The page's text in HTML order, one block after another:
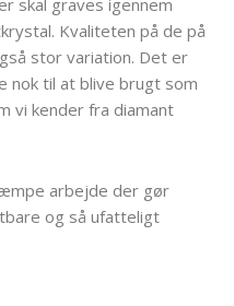
skal graves igennem
Kvaliteten på de på
stor variation. Det er
nok til at blive brugt som
vi kender fra diamant
arbejde der gør
og så ufatteligt